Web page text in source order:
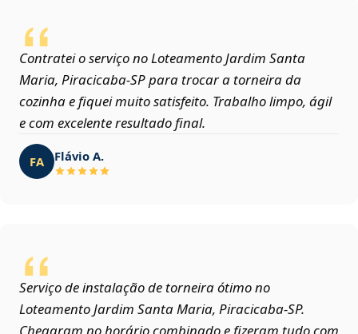
Contratei o serviço no Loteamento Jardim Santa
Maria, Piracicaba‑SP para trocar a torneira da
cozinha e fiquei muito satisfeito. Trabalho limpo, ágil
e com excelente resultado final.
FA Flávio A.
Serviço de instalação de torneira ótimo no
Loteamento Jardim Santa Maria, Piracicaba‑SP.